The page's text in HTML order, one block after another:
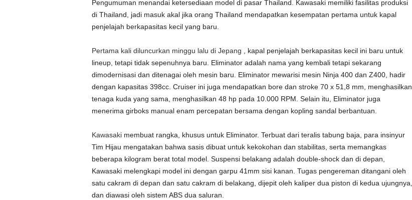
Pengumuman menandai ketersediaan model di pasar Thailand. Kawasaki memiliki fasilitas produksi
di Thailand, jadi masuk akal jika orang Thailand mendapatkan kesempatan pertama untuk kapal
penjelajah berkapasitas kecil yang baru.
Pertama kali diluncurkan minggu lalu di Jepang , kapal penjelajah berkapasitas kecil ini baru untuk
lineup, tetapi tidak sepenuhnya baru. Eliminator adalah nama yang kembali tetapi sekarang
dimodernisasi dan ditenagai oleh mesin baru. Eliminator mewarisi mesin Ninja 400 dan Z400, hadir
dengan kapasitas 398cc. Cruiser ini juga mendapatkan bore dan stroke 70 x 51,8 mm, menghasilkan
tenaga kuda yang sama, menghasilkan 48 hp pada 10.000 RPM. Selain itu, Eliminator juga
menerima girboks manual enam percepatan bersama dengan kopling sandal berbantuan.
Kawasakimembuat rangka, khusus untuk Eliminator. Terbuat dari teralis tabung baja, para insinyur
Tim Hijau mengatakan bahwa sasis dibuat untuk kekokohan dan stabilitas, serta memangkas
beberapa kilogram berat total model. Suspensi belakang adalah double-shock dan di depan,
Kawasaki melengkapi model ini dengan garpu 41mm sisi kanan. Tugas pengereman ditangani oleh
satu cakram di depan dan satu cakram di belakang, dijepit oleh kaliper dua piston di kedua ujungnya,
dan diawasi oleh sistem ABS dua saluran.